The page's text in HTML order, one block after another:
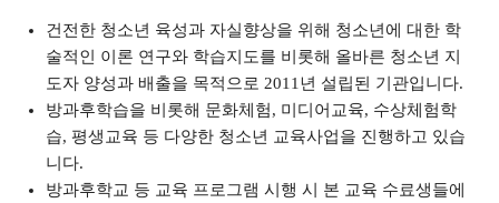
건전한 청소년 육성과 자실향상을 위해 청소년에 대한 학
술적인 이론 연구와 학습지도를 비롯해 올바른 청소년 지
도자 양성과 배출을 목적으로 2011년 설립된 기관입니다.
방과후학습을 비롯해 문화체험, 미디어교육, 수상체험학
습, 평생교육 등 다양한 청소년 교육사업을 진행하고 있습
니다.
방과후학교 등 교육 프로그램 시행 시 본 교육 수료생들에